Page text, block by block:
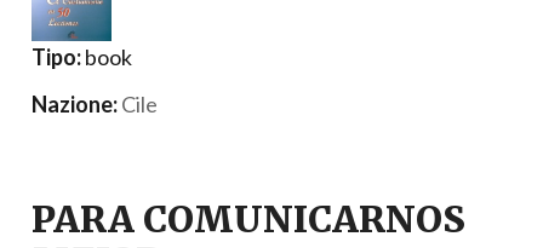
Tipo:book
Nazione:Cile
PARA COMUNICARNOS